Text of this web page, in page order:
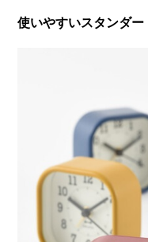
使いやすいスタンダ